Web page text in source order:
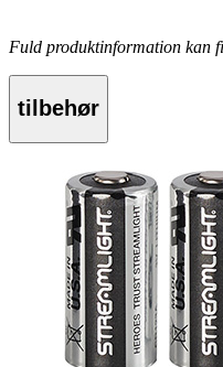
Fuld produktinformation kan
tilbehør